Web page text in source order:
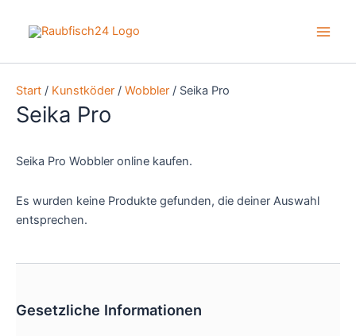
Inhalt
Start / Kunstköder / Wobbler / Seika Pro
Seika Pro
Seika Pro Wobbler online kaufen.
Es wurden keine Produkte gefunden, die deiner Auswahl
entsprechen.
Gesetzliche Informationen